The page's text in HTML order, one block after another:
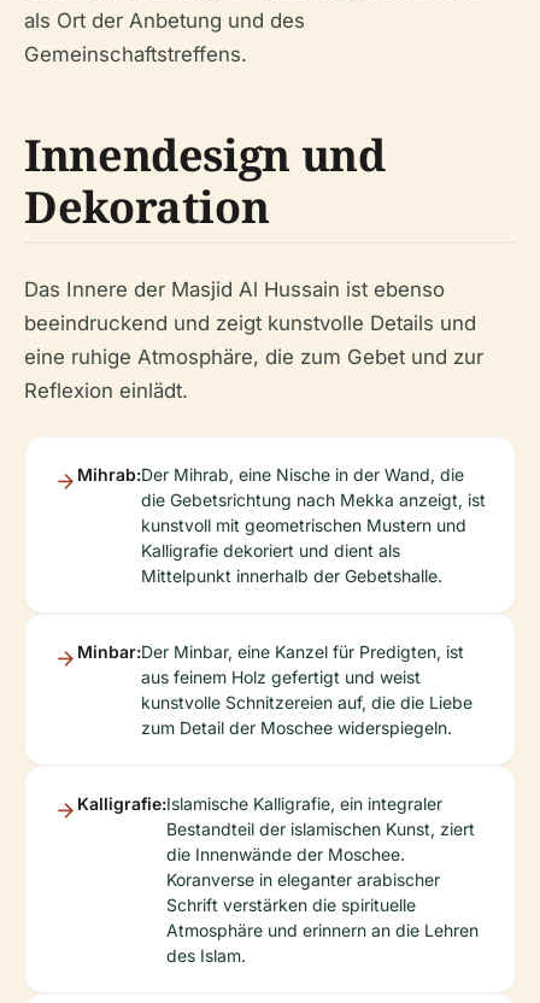
als Ort der Anbetung und des
Gemeinschaftstreffens.
Innendesign und
Dekoration
Das Innere der Masjid Al Hussain ist ebenso
beeindruckend und zeigt kunstvolle Details und
eine ruhige Atmosphäre, die zum Gebet und zur
Reflexion einlädt.
Mihrab:Der Mihrab, eine Nische in der Wand, die
die Gebetsrichtung nach Mekka anzeigt, ist
kunstvoll mit geometrischen Mustern und
Kalligrafie dekoriert und dient als
Mittelpunkt innerhalb der Gebetshalle.
Minbar:Der Minbar, eine Kanzel für Predigten, ist
aus feinem Holz gefertigt und weist
kunstvolle Schnitzereien auf, die die Liebe
zum Detail der Moschee widerspiegeln.
Kalligrafie:Islamische Kalligrafie, ein integraler
Bestandteil der islamischen Kunst, ziert
die Innenwände der Moschee.
Koranverse in eleganter arabischer
Schrift verstärken die spirituelle
Atmosphäre und erinnern an die Lehren
des Islam.